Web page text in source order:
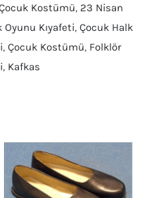
Kostümü, 23 Nisan
Kıyafeti, Çocuk Halk
, Çocuk Kostümü, Folklör
, Kafkas